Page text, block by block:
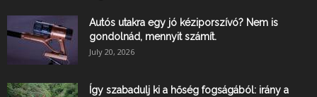
Autós utakra egy jó kéziporszívó? Nem is
gondolnád, mennyit számít.
July 20, 2026
Így szabadulj ki a hőség fogságából: irány a